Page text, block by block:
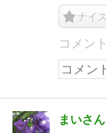
ナイス
コメン
まいさん